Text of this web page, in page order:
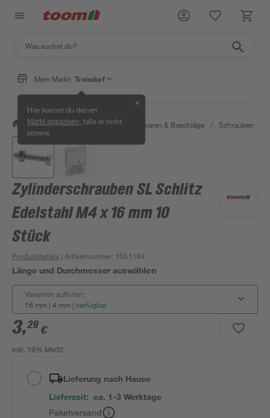
Mein Markt: Troisdorf
Hier kannst du deinen
Markt anpassen , falls er nicht
stimmt.
✕
/ Werkstatt & Maschinen / Eisenwaren & Beschläge / Schrauben
Zylinderschrauben SL Schlitz
Edelstahl M4 x 16 mm 10
Stück
Produktdetails | Artikelnummer: 1651164
Länge und Durchmesser auswählen
Varianten aufrufen:
16 mm | 4 mm | verfügbar
3,29 €
inkl. 19% MwSt.
Lieferung nach Hause
Lieferzeit: ca. 1-3 Werktage
Paketversand